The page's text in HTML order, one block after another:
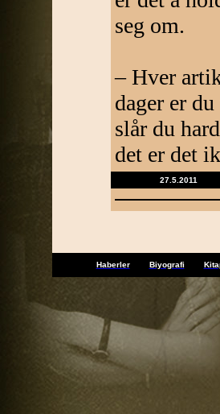
seg om.
– Hver
dager er
slår du
det er det
27.5.2011
Haberler Biyografi